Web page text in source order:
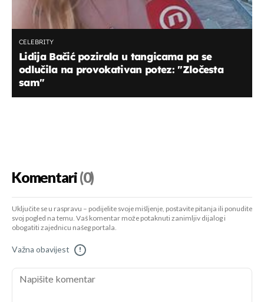
CELEBRITY
Lidija Bačić pozirala u tangicama pa se
odlučila na provokativan potez: "Zločesta
sam"
Komentari(0)
Uključite se u raspravu – podijelite svoje mišljenje, postavite pitanja ili ponudite
svoj pogled na temu. Vaš komentar može potaknuti zanimljiv dijalog i
obogatiti zajednicu našeg portala.
Važna obavijest !